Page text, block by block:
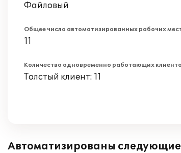
Файловый
Общее число автоматизированных рабочих
11
Количество одновременно работающих
Толстый клиент: 11
Автоматизированы